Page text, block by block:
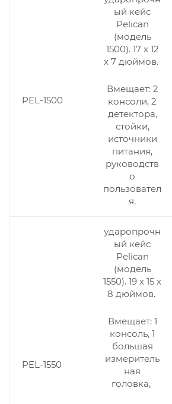
PEL-1500
ый кейс
Pelican
(модель
1500). 17 x 12
x 7 дюймов.
Вмещает: 2
консоли, 2
детектора,
стойки,
источники
питания,
руководств
о
пользовател
я.
PEL-1550
ударопрочн
ый кейс
Pelican
(модель
1550). 19 x 15 x
8 дюймов.
Вмещает: 1
консоль, 1
большая
измеритель
ная
головка,